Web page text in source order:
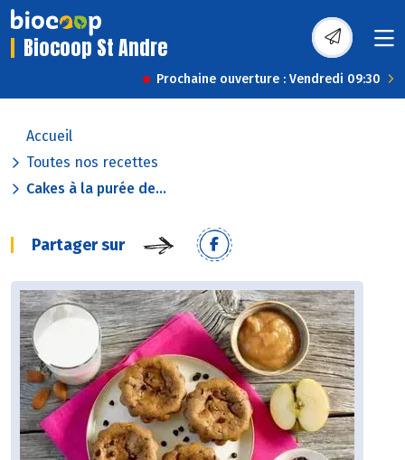
Biocoop St Andre
Prochaine ouverture : Vendredi 09:30
Accueil
Toutes nos recettes
Cakes à la purée de...
Partager sur